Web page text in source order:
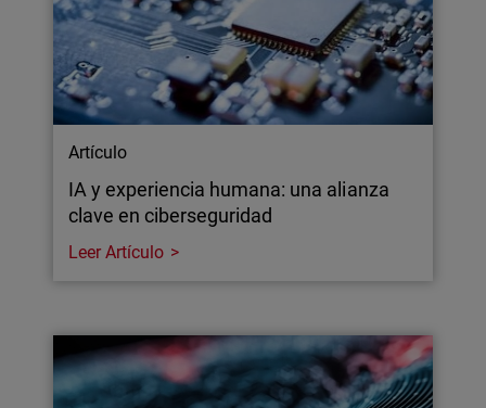
Artículo
IA y experiencia humana: una alianza
clave en ciberseguridad
Leer Artículo